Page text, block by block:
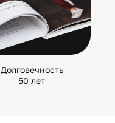
Долговечность
50 лет